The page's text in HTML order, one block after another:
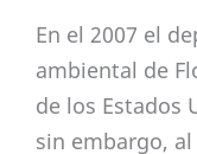
En el 2007 el
ambiental de
de los Estados
sin embargo,